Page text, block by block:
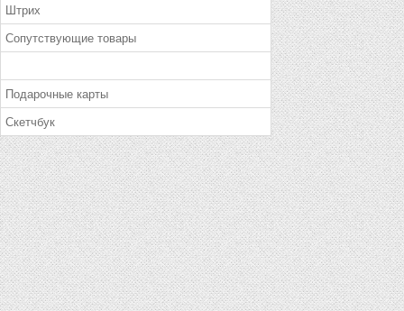
Штрих
Сопутствующие товары
Подарочные карты
Скетчбук